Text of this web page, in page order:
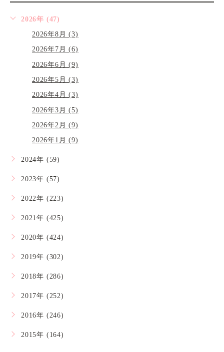
2026年 (47)
2026年8月 (3)
2026年7月 (6)
2026年6月 (9)
2026年5月 (3)
2026年4月 (3)
2026年3月 (5)
2026年2月 (9)
2026年1月 (9)
2024年 (59)
2023年 (57)
2022年 (223)
2021年 (425)
2020年 (424)
2019年 (302)
2018年 (286)
2017年 (252)
2016年 (246)
2015年 (164)